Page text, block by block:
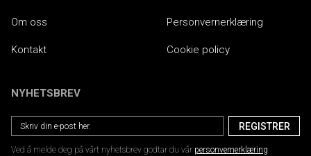
Om oss
Kontakt
Personvernerklæring
Cookie policy
NYHETSBREV
Ved å melde deg på vårt nyhetsbrev godtar du vår personvernerklæring